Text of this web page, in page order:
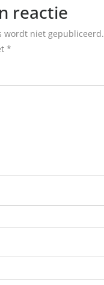
reactie
wordt niet gepubliceerd.
*